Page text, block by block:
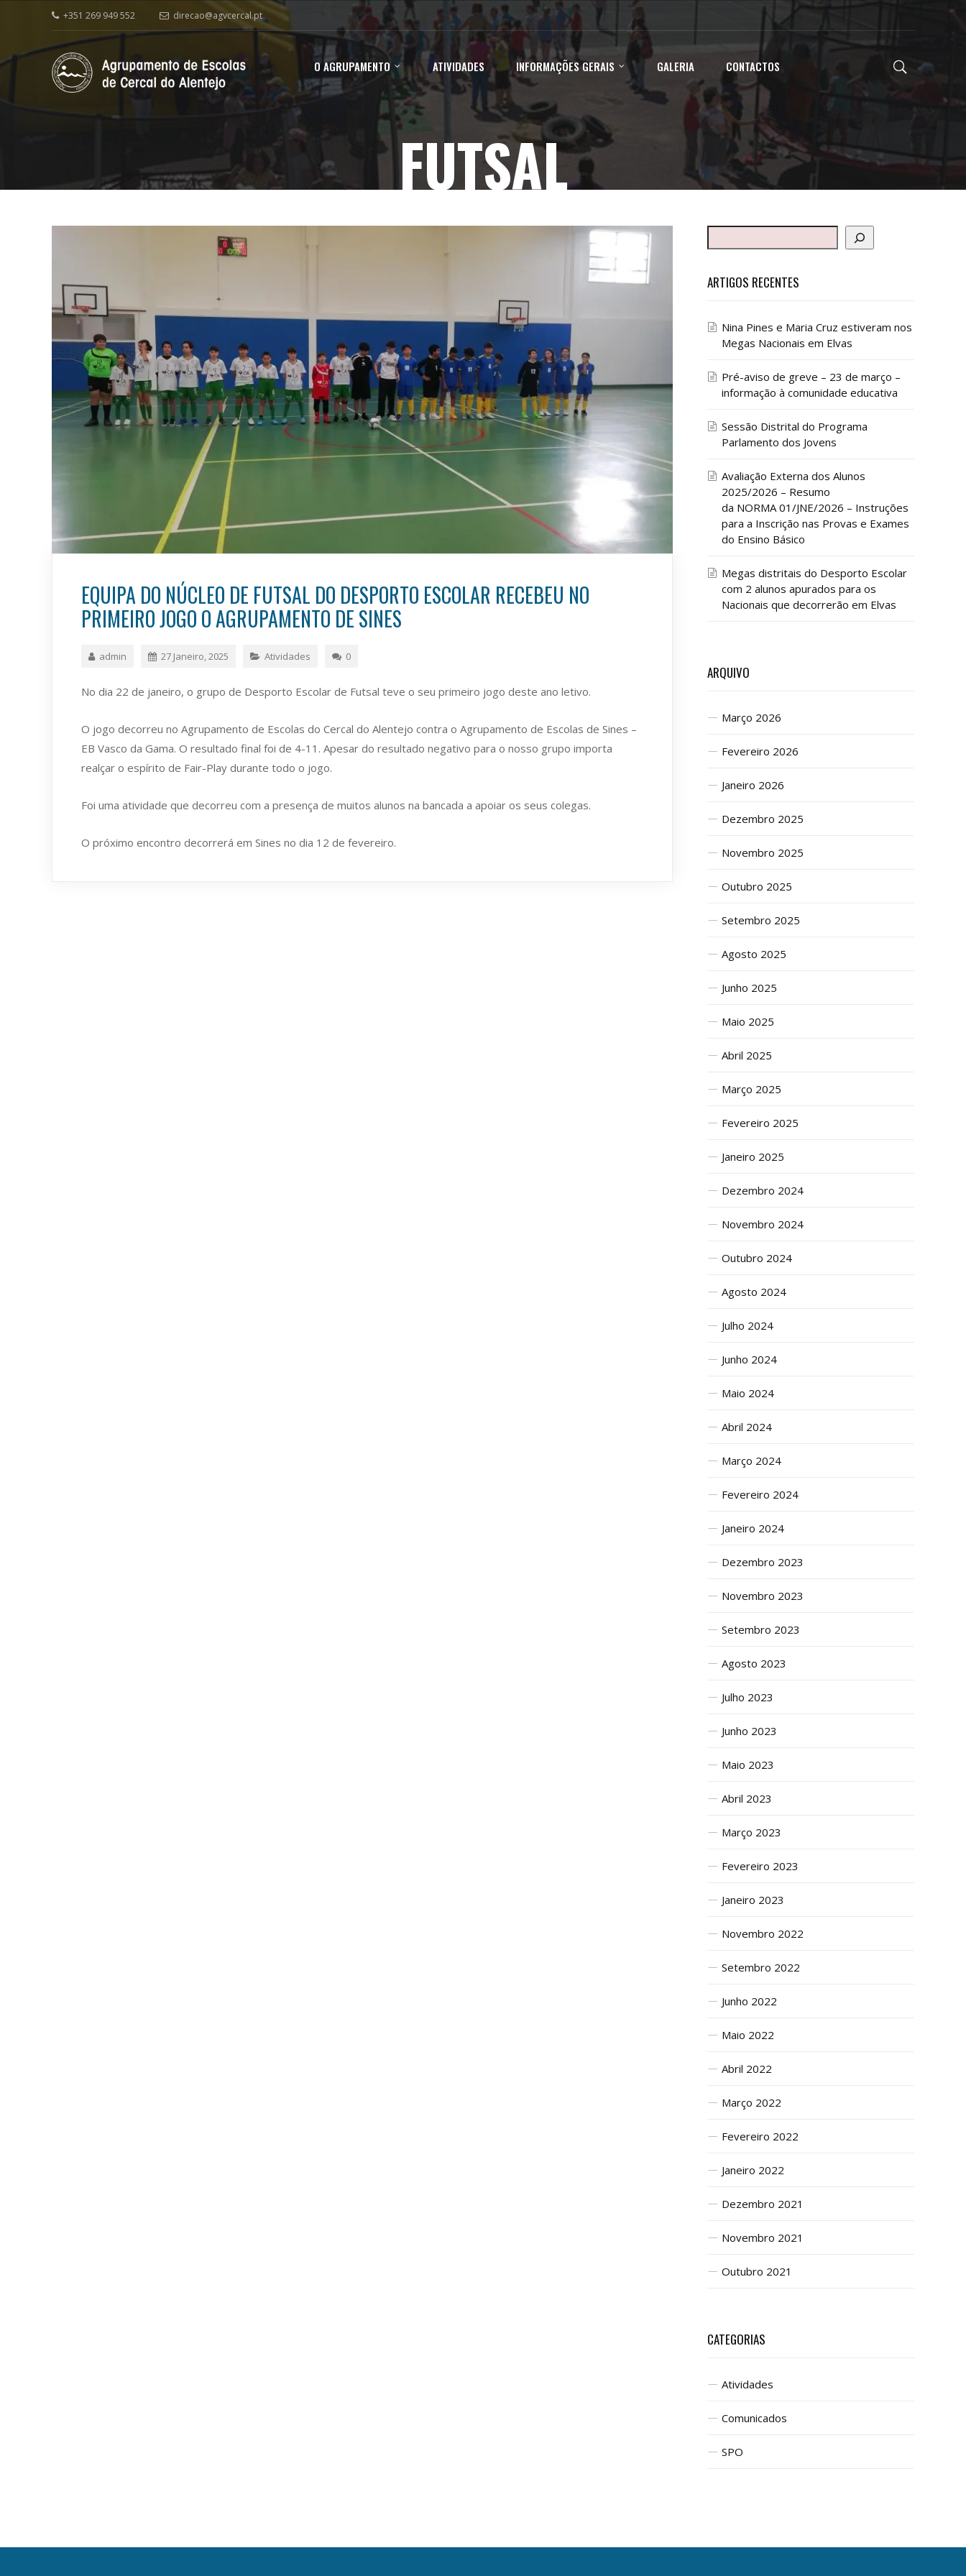
+351 269 949 552 direcao@agvcercal.pt
O AGRUPAMENTO ATIVIDADES INFORMAÇÕES GERAIS GALERIA CONTACTOS
FUTSAL
EQUIPA DO NÚCLEO DE FUTSAL DO DESPORTO ESCOLAR RECEBEU NO
PRIMEIRO JOGO O AGRUPAMENTO DE SINES
admin 27 Janeiro, 2025 Atividades 0
No dia 22 de janeiro, o grupo de Desporto Escolar de Futsal teve o seu primeiro jogo deste ano letivo.
O jogo decorreu no Agrupamento de Escolas do Cercal do Alentejo contra o Agrupamento de Escolas de Sines –
EB Vasco da Gama. O resultado final foi de 4-11. Apesar do resultado negativo para o nosso grupo importa
realçar o espírito de Fair-Play durante todo o jogo.
Foi uma atividade que decorreu com a presença de muitos alunos na bancada a apoiar os seus colegas.
O próximo encontro decorrerá em Sines no dia 12 de fevereiro.
ARTIGOS RECENTES
Nina Pines e Maria Cruz estiveram nos
Megas Nacionais em Elvas
Pré-aviso de greve – 23 de março –
informação à comunidade educativa
Sessão Distrital do Programa
Parlamento dos Jovens
Avaliação Externa dos Alunos
2025/2026 – Resumo
da NORMA 01/JNE/2026 – Instruções
para a Inscrição nas Provas e Exames
do Ensino Básico
Megas distritais do Desporto Escolar
com 2 alunos apurados para os
Nacionais que decorrerão em Elvas
ARQUIVO
Março 2026
Fevereiro 2026
Janeiro 2026
Dezembro 2025
Novembro 2025
Outubro 2025
Setembro 2025
Agosto 2025
Junho 2025
Maio 2025
Abril 2025
Março 2025
Fevereiro 2025
Janeiro 2025
Dezembro 2024
Novembro 2024
Outubro 2024
Agosto 2024
Julho 2024
Junho 2024
Maio 2024
Abril 2024
Março 2024
Fevereiro 2024
Janeiro 2024
Dezembro 2023
Novembro 2023
Setembro 2023
Agosto 2023
Julho 2023
Junho 2023
Maio 2023
Abril 2023
Março 2023
Fevereiro 2023
Janeiro 2023
Novembro 2022
Setembro 2022
Junho 2022
Maio 2022
Abril 2022
Março 2022
Fevereiro 2022
Janeiro 2022
Dezembro 2021
Novembro 2021
Outubro 2021
CATEGORIAS
Atividades
Comunicados
SPO